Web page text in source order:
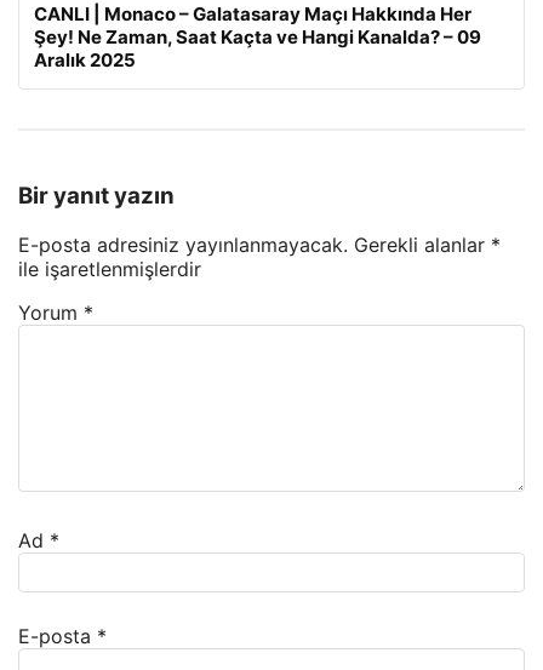
CANLI | Monaco – Galatasaray Maçı Hakkında Her
Şey! Ne Zaman, Saat Kaçta ve Hangi Kanalda? – 09
Aralık 2025
Bir yanıt yazın
E-posta adresiniz yayınlanmayacak. Gerekli alanlar *
ile işaretlenmişlerdir
Yorum *
Ad *
E-posta *